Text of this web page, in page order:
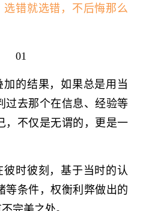
选错就选错，不后悔那么
01
的结果，如果总是用当
过去那个在信息、经验等
，不仅是无谓的，更是一
时彼刻，基于当时的认
等条件，权衡利弊做出的